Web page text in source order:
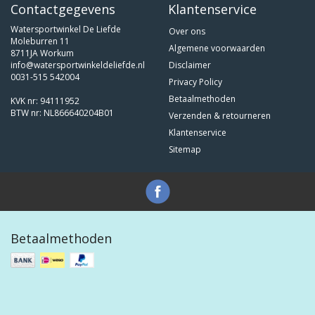
Contactgegevens
Watersportwinkel De Liefde
Moleburren 11
8711JA Workum
info@watersportwinkeldeliefde.nl
0031-515 542004
KVK nr: 94111952
BTW nr: NL866640204B01
Klantenservice
Over ons
Algemene voorwaarden
Disclaimer
Privacy Policy
Betaalmethoden
Verzenden & retourneren
Klantenservice
Sitemap
Betaalmethoden